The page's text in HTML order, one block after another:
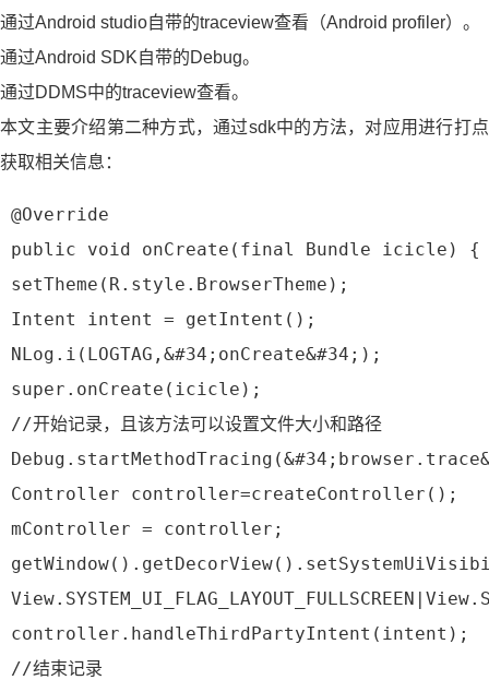
通过Android studio自带的traceview查看（Android profiler）。
通过Android SDK自带的Debug。
通过DDMS中的traceview查看。
本文主要介绍第二种方式，通过sdk中的方法，对应用进行打点
获取相关信息：
@Override
public void onCreate(final Bundle icicle) {
setTheme(R.style.BrowserTheme);
Intent intent = getIntent();
NLog.i(LOGTAG,&#34;onCreate&#34;);
super.onCreate(icicle);
//开始记录，且该方法可以设置文件大小和路径
Controller controller=createController();
mController = controller;
controller.handleThirdPartyIntent(intent);
//结束记录